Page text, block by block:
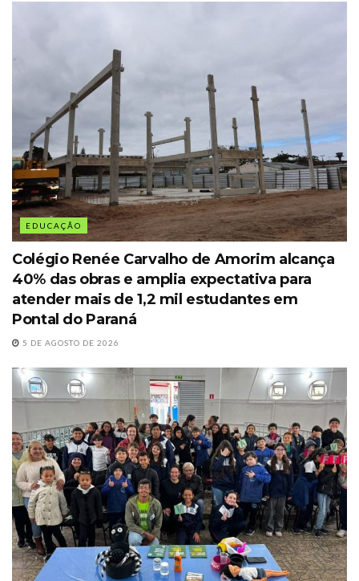
EDUCAÇÃO
Colégio Renée Carvalho de Amorim alcança
40% das obras e amplia expectativa para
atender mais de 1,2 mil estudantes em
Pontal do Paraná
5 DE AGOSTO DE 2026